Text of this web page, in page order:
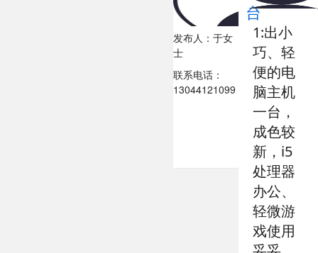
发布人：于女
士
联系电话：
13044121099
台
1:出小
巧、轻
便的电
脑主机
一台，
成色较
新，i5
处理器
办公、
轻微游
戏使用